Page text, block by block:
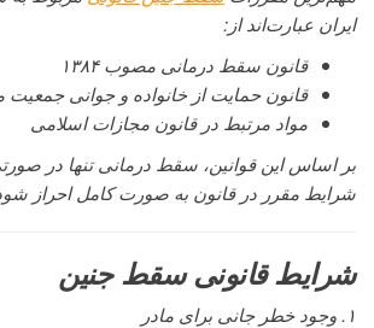
ایران عبارت‌اند از:
قانون سقط درمانی مصوب ۱۳۸۴
قانون حمایت از خانواده و جوانی جمعیت
مواد مرتبط در قانون مجازات اسلامی
بر اساس این قوانین، سقط درمانی تنها در
شرایط مقرر در قانون به صورت کامل احراز
شرایط قانونی سقط جنین
۱. وجود خطر جانی برای مادر